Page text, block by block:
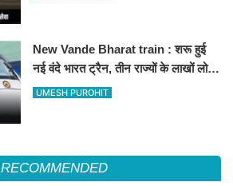
New Vande Bharat train : शरू हुई
नई वंदे भारत ट्रैन, तीन राज्यों के लाखों लोगों
का सफर होगा आसान, देखें पूरा रूटमैप
UMESH PUROHIT
RECOMMENDED